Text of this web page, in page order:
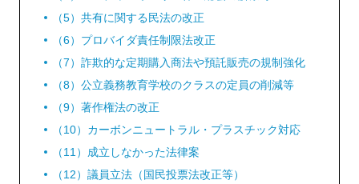
（5）共有に関する民法の改正
（6）プロバイダ責任制限法改正
（7）詐欺的な定期購入商法や預託販売の規制強化
（8）公立義務教育学校のクラスの定員の削減等
（9）著作権法の改正
（10）カーボンニュートラル・プラスチック対応
（11）成立しなかった法律案
（12）議員立法（国民投票法改正等）